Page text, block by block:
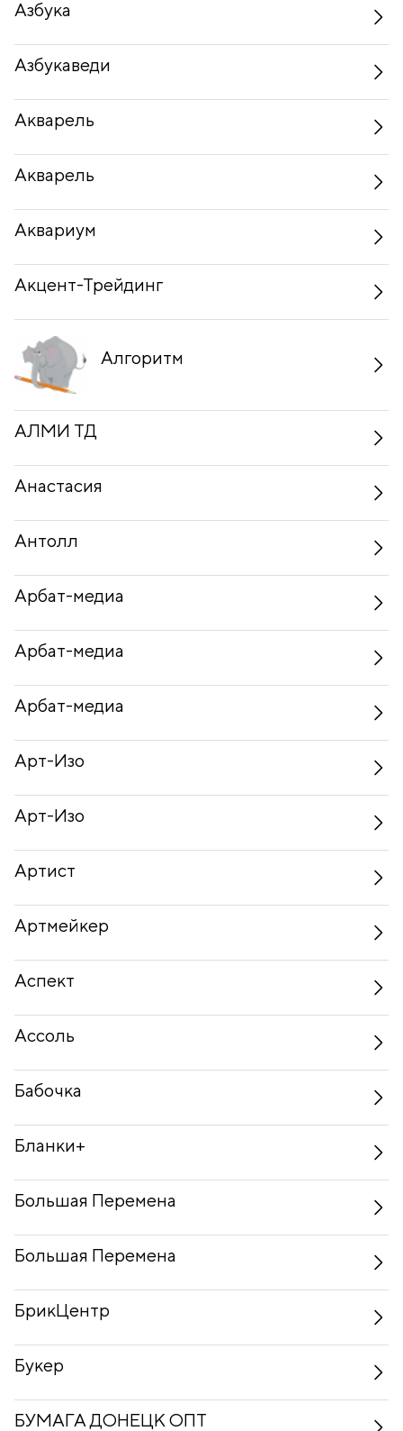
Азбука
Азбукаведи
Акварель
Акварель
Аквариум
Акцент-Трейдинг
Алгоритм
АЛМИ ТД
Анастасия
Антолл
Арбат-медиа
Арбат-медиа
Арбат-медиа
Арт-Изо
Арт-Изо
Артист
Артмейкер
Аспект
Ассоль
Бабочка
Бланки+
Большая Перемена
Большая Перемена
БрикЦентр
Букер
БУМАГА ДОНЕЦК ОПТ